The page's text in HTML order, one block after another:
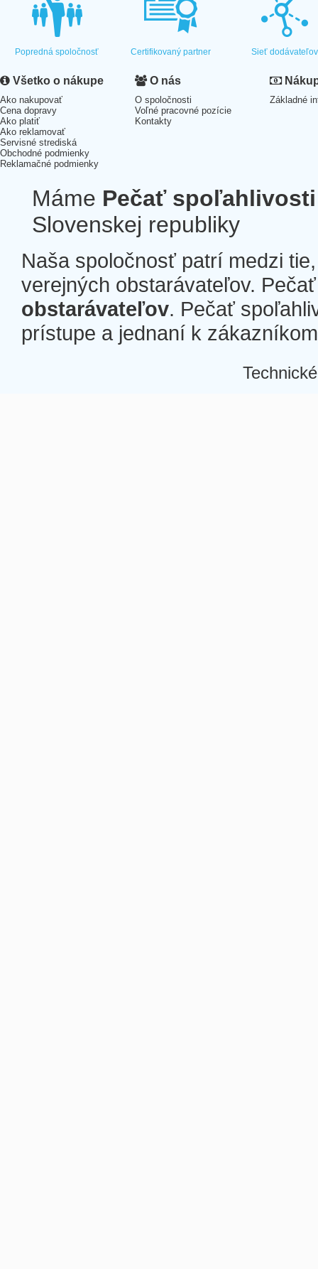
Popredná spoločnosť Certifikovaný partner Sieť dodávateľov
Všetko o nákupe
Ako nakupovať
Cena dopravy
Ako platiť
Ako reklamovať
Servisné strediská
Obchodné podmienky
Reklamačné podmienky
O nás
O spoločnosti
Voľné pracovné pozície
Kontakty
Základné
Máme Pečať spoľahlivosti
Slovenskej republiky
Naša spoločnosť patrí medzi
verejných obstarávateľov.
obstarávateľov. Pečať
prístupe a jednaní k